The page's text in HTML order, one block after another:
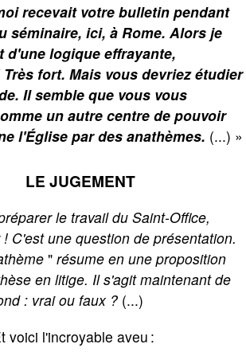
recevait votre bulletin pendant
séminaire, ici, à Rome. Alors je
d'une logique effrayante,
Très fort. Mais vous devriez étudier
Il semble que vous vous
un autre centre de pouvoir
l'Église par des anathèmes. (...) »
LE JUGEMENT
le travail du Saint-Office,
! C'est une question de présentation.
" résume en une proposition
en litige. Il s'agit maintenant de
: vrai ou faux ? (...)
voici l'incroyable aveu :